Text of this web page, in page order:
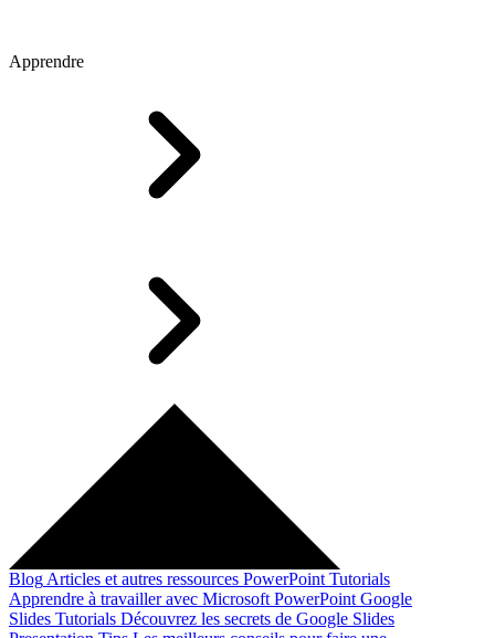
Apprendre
Blog Articles et autres ressources PowerPoint Tutorials
Apprendre à travailler avec Microsoft PowerPoint Google
Slides Tutorials Découvrez les secrets de Google Slides